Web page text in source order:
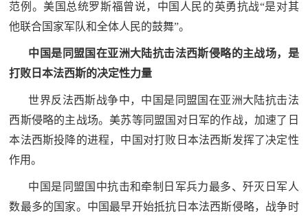
库
国
防
智
英
雄
模
范
英
模
范
役
军
范例。美国总统罗斯福曾说，中国人民的英勇抗战“是对其
他联合国家军队和全体人民的鼓舞”。
中国是同盟国在亚洲大陆抗击法西斯侵略的主战场，是
打败日本法西斯的决定性力量
世界反法西斯战争中，中国是同盟国在亚洲大陆抗击法
西斯侵略的主战场。美苏等同盟国对日军的作战，加速了日
本法西斯投降的进程，中国对打败日本法西斯发挥了决定性
作用。
中国是同盟国中抗击和牵制日军兵力最多、歼灭日军人
数最多的国家。中国最早开始抵抗日本法西斯侵略，战争时